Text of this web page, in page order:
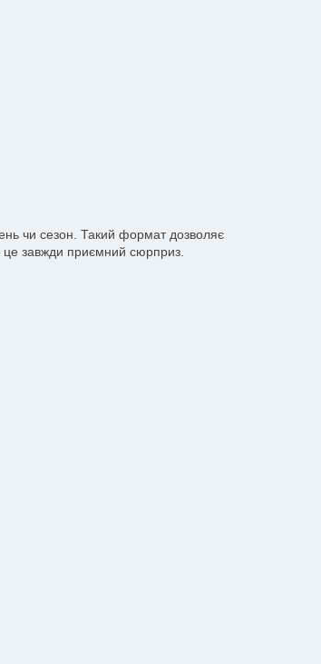
чи сезон. Такий формат дозволяє
це завжди приємний сюрприз.